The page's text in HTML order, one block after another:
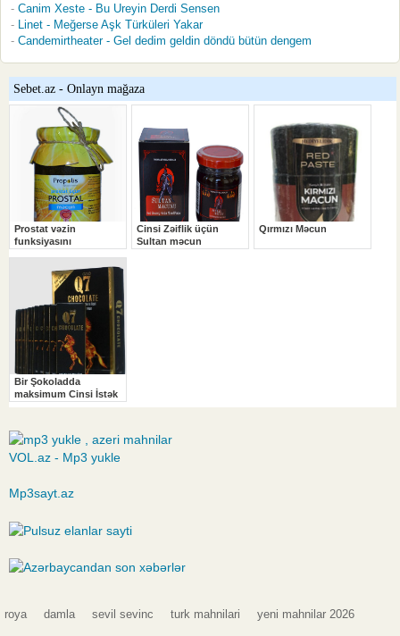
Canim Xeste - Bu Ureyin Derdi Sensen
Linet - Meğerse Aşk Türküleri Yakar
Candemirtheater - Gel dedim geldin döndü bütün dengem
VOL.az - Mp3 yukle
Mp3sayt.az
roya damla sevil sevinc turk mahnilari yeni mahnilar 2026